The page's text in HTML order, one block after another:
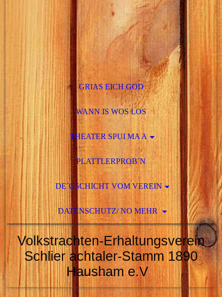
GRIAS EICH GOD
WANN IS WOS LOS
THEATER SPUI MA A
PLATTLERPROB´N
DE´GSCHICHT VOM VEREIN
DATENSCHUTZ/ NO MEHR
Volkstrachten-Erhaltungsverein
Schlier achtaler-Stamm 1890
Hausham e.V